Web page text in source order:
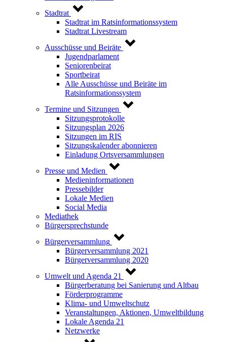
Stadtrat
Stadtrat im Ratsinformationssystem
Stadtrat Livestream
Ausschüsse und Beiräte
Jugendparlament
Seniorenbeirat
Sportbeirat
Alle Ausschüsse und Beiräte im
Ratsinformationssystem
Termine und Sitzungen
Sitzungsprotokolle
Sitzungsplan 2026
Sitzungen im RIS
Sitzungskalender abonnieren
Einladung Ortsversammlungen
Presse und Medien
Medieninformationen
Pressebilder
Lokale Medien
Social Media
Mediathek
Bürgersprechstunde
Bürgerversammlung
Bürgerversammlung 2021
Bürgerversammlung 2020
Umwelt und Agenda 21
Bürgerberatung bei Sanierung und Altbau
Förderprogramme
Klima- und Umweltschutz
Veranstaltungen, Aktionen, Umweltbildung
Lokale Agenda 21
Netzwerke